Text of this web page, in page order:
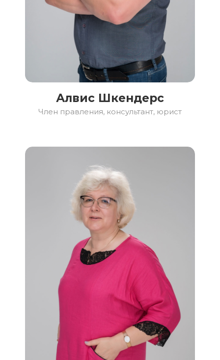
Алвис Шкендерс
Член правления, консультант, юрист